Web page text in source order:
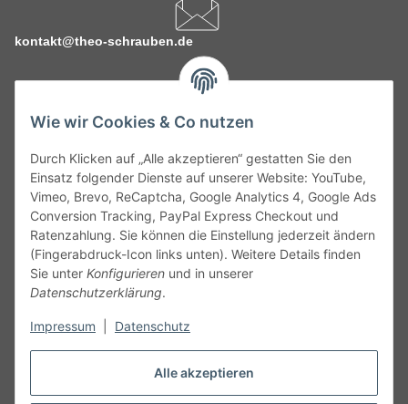
Alle akzeptieren
Wie wir Cookies & Co nutzen
Durch Klicken auf „Alle akzeptieren“ gestatten Sie den
Einsatz folgender Dienste auf unserer Website: YouTube,
Vimeo, Brevo, ReCaptcha, Google Analytics 4, Google Ads
Conversion Tracking, PayPal Express Checkout und
Ratenzahlung. Sie können die Einstellung jederzeit ändern
(Fingerabdruck-Icon links unten). Weitere Details finden
Sie unter Konfigurieren und in unserer
Datenschutzerklärung.
Impressum Datenschutz
kontakt@theo-schrauben.de
Service
Gesetzliche Informationen
Alle technischen Angaben ohne Gewähr. Irrtümer und fehlerhafte
Angaben vorbehalten. Wenn Sie Datenblätter oder spezielle
unseren Kundenservice. Abbildungen der Artikel können
Vertrag widerrufen